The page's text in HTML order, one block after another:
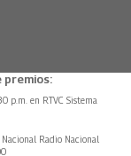
premios:
p.m. en RTVC Sistema
Radio Nacional